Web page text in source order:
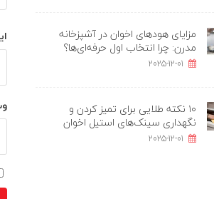
مزایای هودهای اخوان در آشپزخانه
مدرن: چرا انتخاب اول حرفه‌ای‌ها؟
2025-12-01
۱۰ نکته طلایی برای تمیز کردن و
نگهداری سینک‌های استیل اخوان
2025-12-01